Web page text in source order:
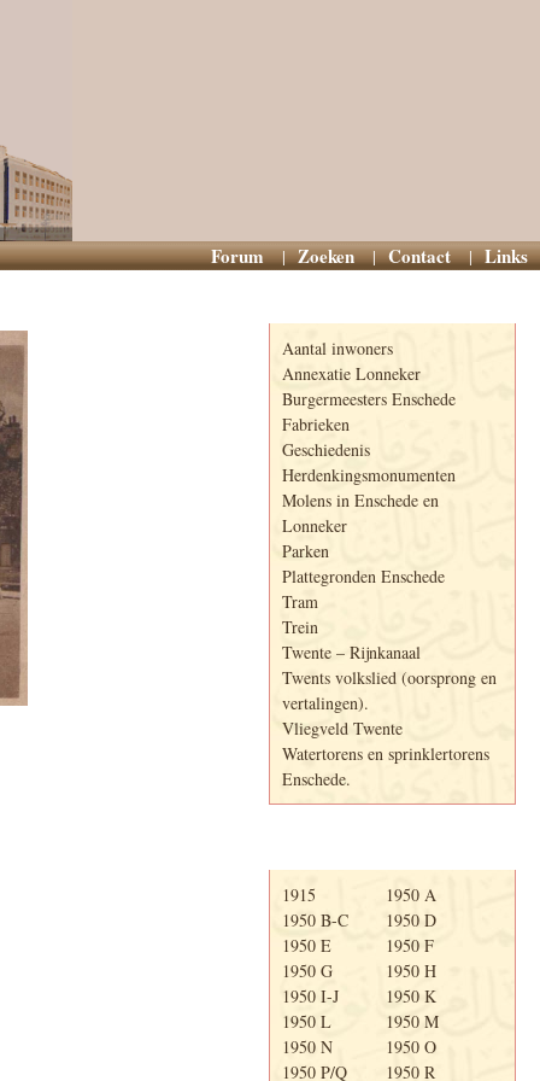
Forum Zoeken Contact Links
Aantal inwoners
Annexatie Lonneker
Burgermeesters Enschede
Fabrieken
Geschiedenis
Herdenkingsmonumenten
Molens in Enschede en
Lonneker
Parken
Plattegronden Enschede
Tram
Trein
Twente – Rijnkanaal
Twents volkslied (oorsprong en
vertalingen).
Vliegveld Twente
Watertorens en sprinklertorens
Enschede.
1915
1950 A
1950 B-C
1950 D
1950 E
1950 F
1950 G
1950 H
1950 I-J
1950 K
1950 L
1950 M
1950 N
1950 O
1950 P/Q
1950 R